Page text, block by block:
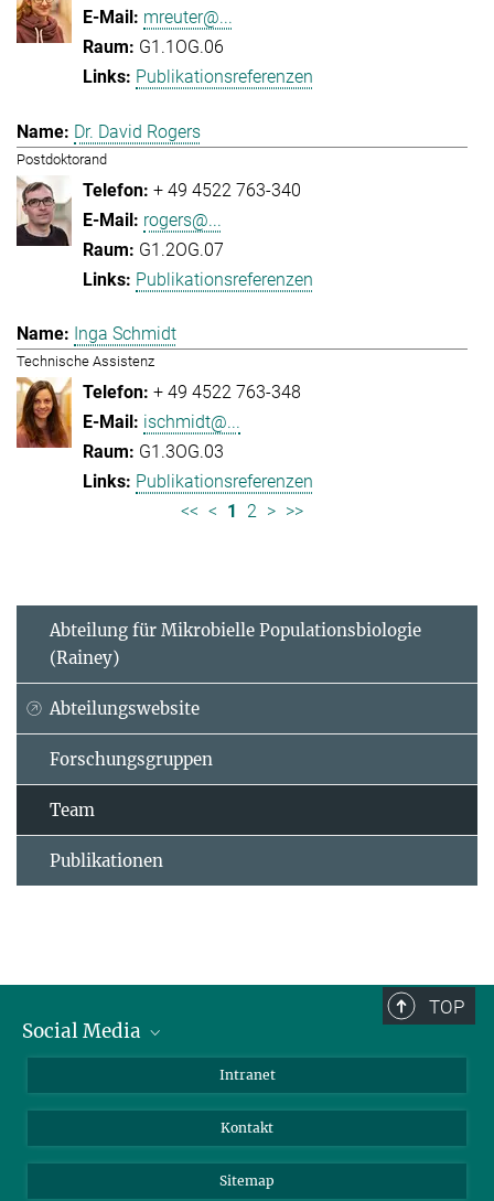
mreuter@...
G1.1OG.06
Publikationsreferenzen
Dr. David Rogers
Postdoktorand
+ 49 4522 763-340
rogers@...
G1.2OG.07
Publikationsreferenzen
Inga Schmidt
Technische Assistenz
+ 49 4522 763-348
ischmidt@...
G1.3OG.03
Publikationsreferenzen
<< < 1 2 > >>
Abteilung für Mikrobielle Populationsbiologie
(Rainey)
Abteilungswebsite
Forschungsgruppen
Team
Publikationen
TOP
Social Media
LinkedIn
Intranet
Kontakt
Sitemap